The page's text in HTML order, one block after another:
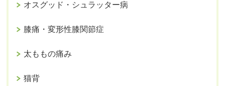
オスグッド・シュラッター病
膝痛・変形性膝関節症
太ももの痛み
猫背